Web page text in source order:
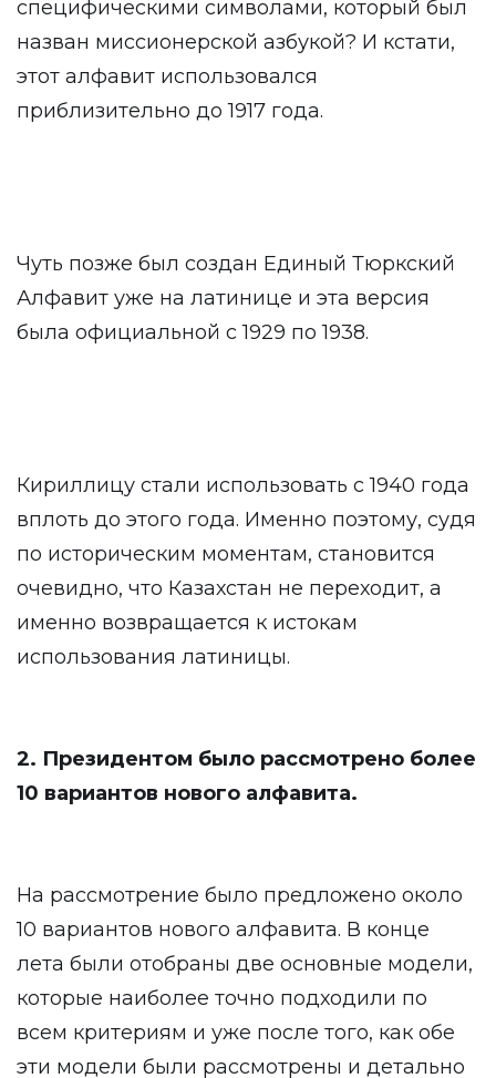
специфическими символами, который был
назван миссионерской азбукой? И кстати,
этот алфавит использовался
приблизительно до 1917 года.
Чуть позже был создан Единый Тюркский
Алфавит уже на латинице и эта версия
была официальной с 1929 по 1938.
Кириллицу стали использовать с 1940 года
вплоть до этого года. Именно поэтому, судя
по историческим моментам, становится
очевидно, что Казахстан не переходит, а
именно возвращается к истокам
использования латиницы.
2. Президентом было рассмотрено более
10 вариантов нового алфавита.
На рассмотрение было предложено около
10 вариантов нового алфавита. В конце
лета были отобраны две основные модели,
которые наиболее точно подходили по
всем критериям и уже после того, как обе
эти модели были рассмотрены и детально